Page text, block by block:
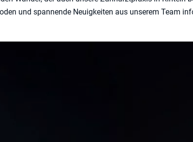
und spannende Neuigkeiten aus unserem Team